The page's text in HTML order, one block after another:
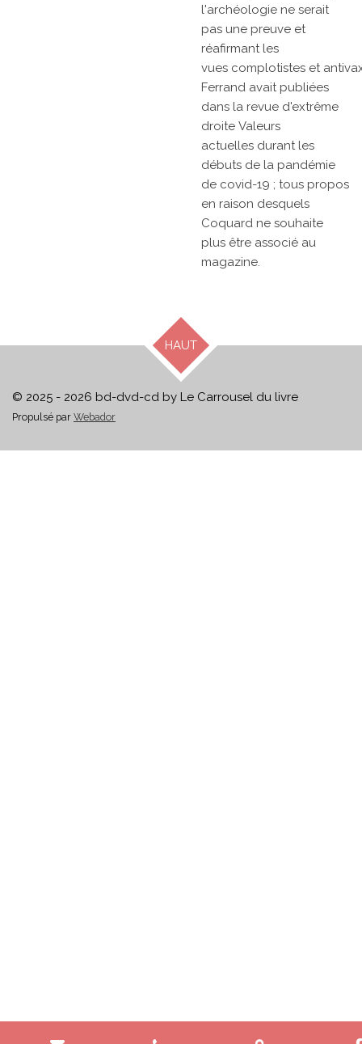
l'archéologie ne serait
pas une preuve et
réafirmant les
vues complotistes et
Ferrand avait publiées
dans la revue d'extrême
droite Valeurs
actuelles durant les
débuts de la pandémie
de covid-19 ; tous propos
en raison desquels
Coquard ne souhaite
plus être associé au
magazine.
HAUT
© 2025 - 2026 bd-dvd-cd by Le Carrousel du livre
Propulsé par Webador